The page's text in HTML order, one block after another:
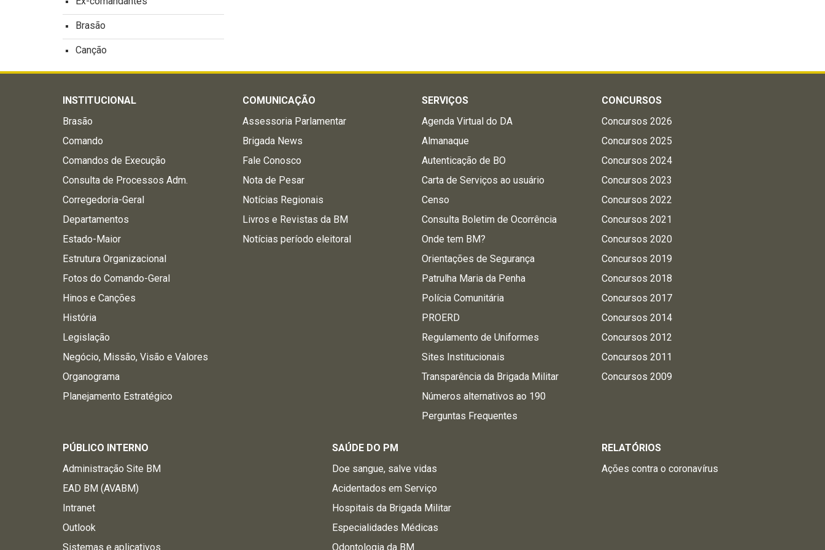
Brasão
Canção
INSTITUCIONAL
Brasão
Comando
Comandos de Execução
Consulta de Processos Adm.
Corregedoria-Geral
Departamentos
Estado-Maior
Estrutura Organizacional
Fotos do Comando-Geral
Hinos e Canções
História
Legislação
Negócio, Missão, Visão e Valores
Organograma
Planejamento Estratégico
COMUNICAÇÃO
Assessoria Parlamentar
Brigada News
Fale Conosco
Nota de Pesar
Notícias Regionais
Livros e Revistas da BM
Notícias período eleitoral
SERVIÇOS
Agenda Virtual do DA
Almanaque
Autenticação de BO
Carta de Serviços ao usuário
Censo
Consulta Boletim de Ocorrência
Onde tem BM?
Orientações de Segurança
Patrulha Maria da Penha
Polícia Comunitária
PROERD
Regulamento de Uniformes
Sites Institucionais
Transparência da Brigada Militar
Números alternativos ao 190
Perguntas Frequentes
CONCURSOS
Concursos 2026
Concursos 2025
Concursos 2024
Concursos 2023
Concursos 2022
Concursos 2021
Concursos 2020
Concursos 2019
Concursos 2018
Concursos 2017
Concursos 2014
Concursos 2012
Concursos 2011
Concursos 2009
PÚBLICO INTERNO
Administração Site BM
EAD BM (AVABM)
Intranet
Outlook
Sistemas e aplicativos
SAÚDE DO PM
Doe sangue, salve vidas
Acidentados em Serviço
Hospitais da Brigada Militar
Especialidades Médicas
Odontologia da BM
RELATÓRIOS
Ações contra o coronavírus